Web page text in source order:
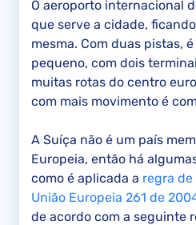
O aeroporto internacional
que serve a cidade,
mesma. Com duas pistas,
pequeno, com dois
muitas rotas do centro
com mais movimento é
A Suíça não é um país
Europeia, então há
como é aplicada a regra
União Europeia 261 de
de acordo com a seguinte